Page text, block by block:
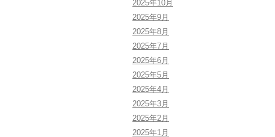
2025年10月
2025年9月
2025年8月
2025年7月
2025年6月
2025年5月
2025年4月
2025年3月
2025年2月
2025年1月